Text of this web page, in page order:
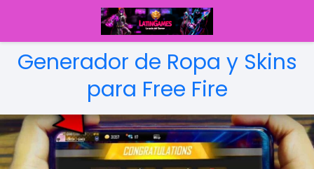
Generador de Ropa y Skins
para Free Fire